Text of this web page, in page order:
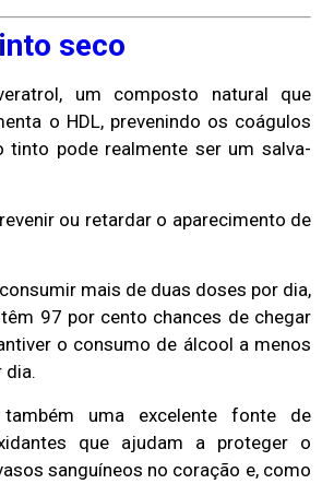
seco
um composto natural que
o HDL, prevenindo os coágulos
tinto pode realmente ser um salva-
ou retardar o aparecimento de
mais de duas doses por dia,
97 por cento chances de chegar
o consumo de álcool a menos
dia.
uma excelente fonte de
que ajudam a proteger o
sanguíneos no coração e, como